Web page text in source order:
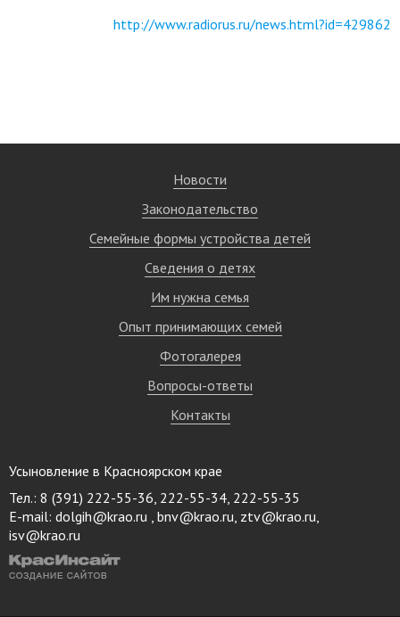
http://www.radiorus.ru/news.html?id=429862
Новости
Законодательство
Семейные формы устройства детей
Сведения о детях
Им нужна семья
Опыт принимающих семей
Фотогалерея
Вопросы-ответы
Контакты
Усыновление в Красноярском крае
Тел.: 8 (391) 222-55-36, 222-55-34, 222-55-35
E-mail: dolgih@krao.ru , bnv@krao.ru, ztv@krao.ru,
isv@krao.ru